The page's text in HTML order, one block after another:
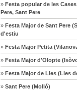
» Festa popular de les
Pere, Sant Pere
» Festa Major de Sant Pere
d'estiu
» Festa Major Petita
» Festa Major d'Olopte
» Festa Major de Lles (Lles
» Sant Pere (Molló)